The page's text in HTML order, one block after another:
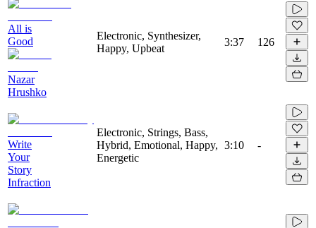
All is
Good
Nazar
Hrushko
Electronic, Synthesizer,
Happy, Upbeat
3:37 126
Write
Your
Story
Infraction
Electronic, Strings, Bass,
Hybrid, Emotional, Happy,
Energetic
3:10 -